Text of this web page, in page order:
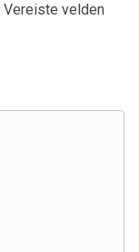
Vereiste velden